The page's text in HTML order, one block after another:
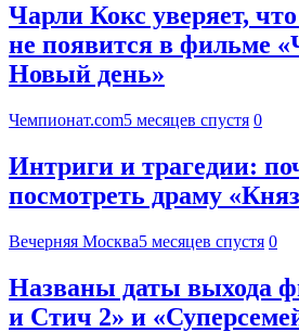
Чарли Кокс уверяет,
не появится в фильме
Новый день»
Чемпионат.com5 месяцев спустя 0
Интриги и трагедии:
посмотреть драму
Вечерняя Москва5 месяцев спустя 0
Названы даты выхода
и Стич 2» и